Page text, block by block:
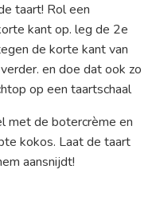
taart! Rol een
kant op. leg de 2e
de korte kant van
en doe dat ook zo
op een taartschaal
met de botercrème en
kokos. Laat de taart
aansnijdt!